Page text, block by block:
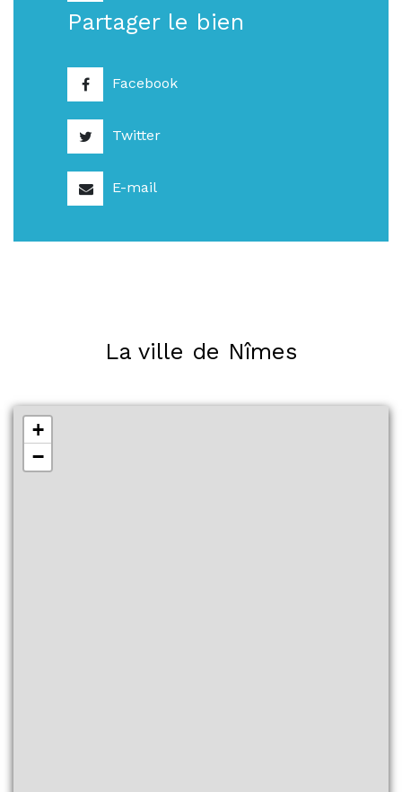
Partager le bien
Facebook
Twitter
E-mail
La ville de Nîmes
+
−